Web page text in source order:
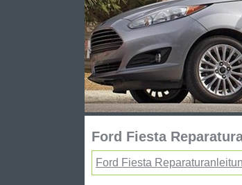
Ford Fiesta
Ford Fiesta